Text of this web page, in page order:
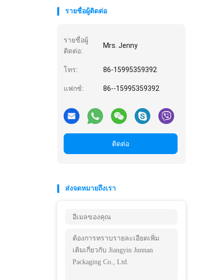
รายชื่อผู้ติดต่อ
รายชื่อผู้
ติดต่อ:
Mrs. Jenny
โทร: 86-15995359392
แฟกซ์: 86--15995359392
ติดต่อ
ส่งจดหมายถึงเรา